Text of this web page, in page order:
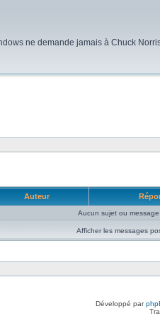
ne demande jamais à Chuck
Auteur
Aucun sujet ou
Afficher les messages
Développé par